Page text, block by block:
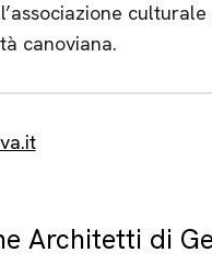
canoviana.
Architetti di